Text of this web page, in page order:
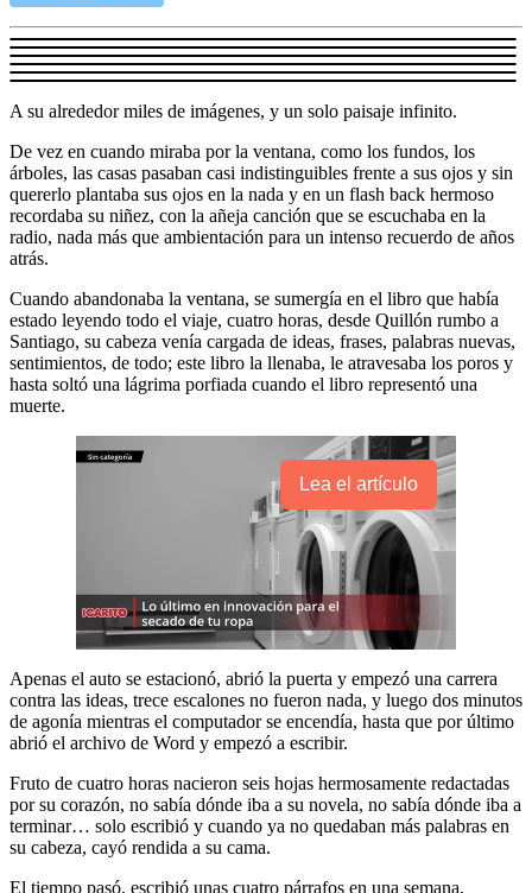
A su alrededor miles de imágenes, y un solo paisaje infinito.
De vez en cuando miraba por la ventana, como los fundos, los
árboles, las casas pasaban casi indistinguibles frente a sus ojos y sin
quererlo plantaba sus ojos en la nada y en un flash back hermoso
recordaba su niñez, con la añeja canción que se escuchaba en la
radio, nada más que ambientación para un intenso recuerdo de años
atrás.
Cuando abandonaba la ventana, se sumergía en el libro que había
estado leyendo todo el viaje, cuatro horas, desde Quillón rumbo a
Santiago, su cabeza venía cargada de ideas, frases, palabras nuevas,
sentimientos, de todo; este libro la llenaba, le atravesaba los poros y
hasta soltó una lágrima porfiada cuando el libro representó una
muerte.
Lea el artículo
Apenas el auto se estacionó, abrió la puerta y empezó una carrera
contra las ideas, trece escalones no fueron nada, y luego dos minutos
de agonía mientras el computador se encendía, hasta que por último
abrió el archivo de Word y empezó a escribir.
Fruto de cuatro horas nacieron seis hojas hermosamente redactadas
por su corazón, no sabía dónde iba a su novela, no sabía dónde iba a
terminar… solo escribió y cuando ya no quedaban más palabras en
su cabeza, cayó rendida a su cama.
El tiempo pasó, escribió unas cuatro párrafos en una semana,